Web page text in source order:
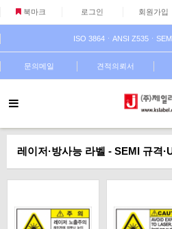
북마크 로그인 회원가입
ISO 3864ㆍANSI Z535ㆍ
문의메일 견적의뢰서
레이저·방사능 라벨 - SEMI 규격